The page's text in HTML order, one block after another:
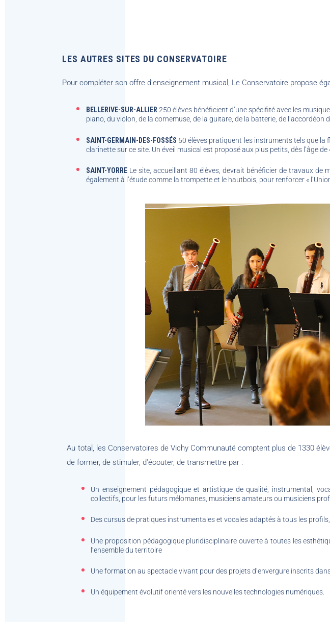
LES AUTRES SITES DU CONSERVATOIRE
Pour compléter son offre d’enseignement musical, Le Conservatoire propose
BELLERIVE-SUR-ALLIER250 élèves bénéficient d’une spécifité avec les
piano, du violon, de la cornemuse, de la guitare, de la batterie, de l’accordéon
SAINT-GERMAIN-DES-FOSSÉS 50 élèves pratiquent les instruments tels que la
clarinette sur ce site. Un éveil musical est proposé aux plus petits, dès l’âge de
SAINT-YORRE Le site, accueillant 80 élèves, devrait bénéficier de travaux de
également à l’étude comme la trompette et le hautbois, pour renforcer «
Au total, les Conservatoires de Vichy Communauté comptent plus de 1330
de former, de stimuler, d'écouter, de transmettre par :
Un enseignement pédagogique et artistique de qualité, instrumental,
collectifs, pour les futurs mélomanes, musiciens amateurs ou musiciens
Des cursus de pratiques instrumentales et vocales adaptés à tous les
Une proposition pédagogique pluridisciplinaire ouverte à toutes les
l’ensemble du territoire
Une formation au spectacle vivant pour des projets d’envergure inscrits
Un équipement évolutif orienté vers les nouvelles technologies numériques.